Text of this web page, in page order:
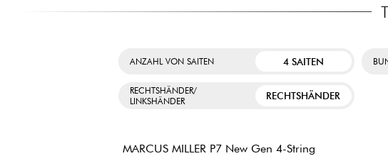
ANZAHL VON SAITEN 4 SAITEN
RECHTSHÄNDER/
LINKSHÄNDER
RECHTSHÄNDER
MARCUS MILLER P7 New Gen 4-String